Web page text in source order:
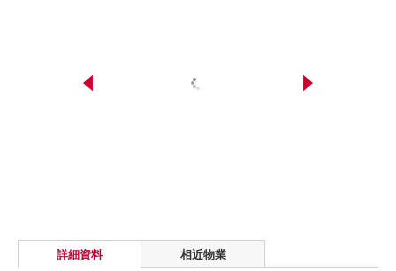
詳細資料 相近物業